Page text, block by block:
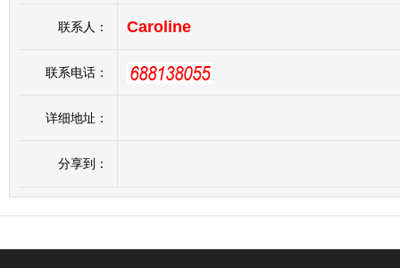
联系人： Caroline
联系电话：
详细地址：
分享到：